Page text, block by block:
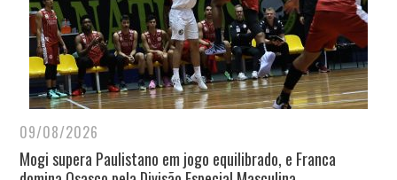
09/08/2026
Mogi supera Paulistano em jogo equilibrado, e Franca